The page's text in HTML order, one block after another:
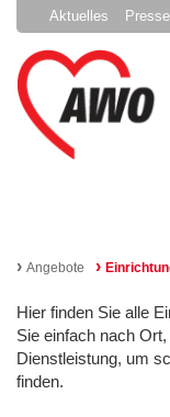
Aktuelles Presse
› Angebote ›
Hier finden Sie alle
Sie einfach nach
Dienstleistung, um
finden.